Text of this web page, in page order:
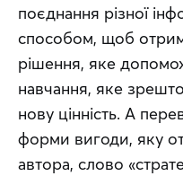
поєднання різної
способом, щоб
рішення, яке
навчання, яке
нову цінність. А
форми вигоди, яку
автора, слово